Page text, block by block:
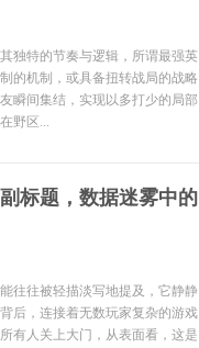
独特的节奏与逻辑，所谓最强英
的机制，或具备扭转战局的战略
瞬间集结，实现以多打少的局部
野区...
标题，数据迷雾中的
往往被轻描淡写地提及，它静静
后，连接着无数玩家复杂的游戏
有人关上大门，从表面看，这是